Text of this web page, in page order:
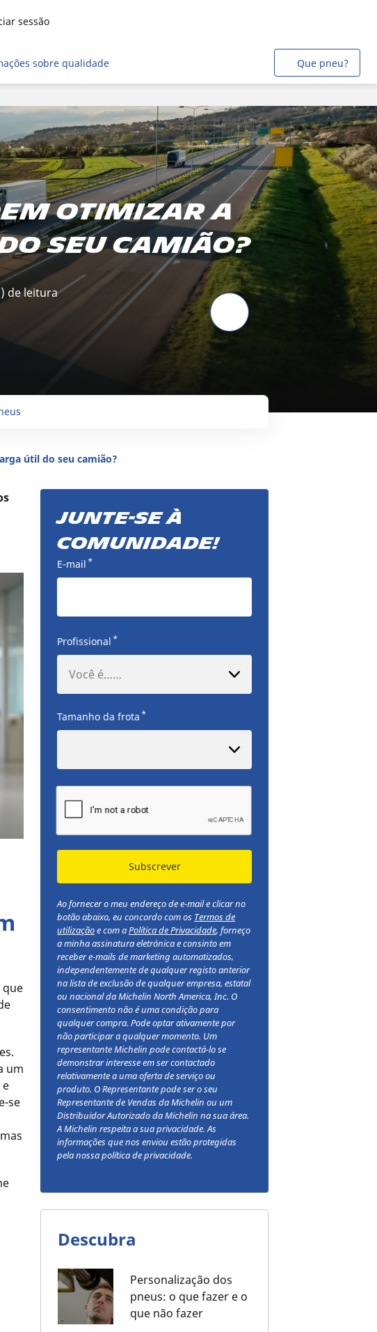
sessão
sobre qualidade Que pneu?
otimizar a
seu camião?
de leitura
útil do seu camião?
que
um
se
Junte-se à
comunidade!
E-mail *
Profissional *
Você é……
Tamanho da frota *
Subscrever
Ao fornecer o meu endereço de e-mail e clicar no
botão abaixo, eu concordo com os Termos de
utilizaçãoe com aPolítica de Privacidade, forneço
a minha assinatura eletrónica e consinto em
receber e-mails de marketing automatizados,
independentemente de qualquer registo anterior
na lista de exclusão de qualquer empresa, estatal
ou nacional da Michelin North America, Inc. O
consentimento não é uma condição para
qualquer compra. Pode optar ativamente por
não participar a qualquer momento. Um
representante Michelin pode contactá-lo se
demonstrar interesse em ser contactado
relativamente a uma oferta de serviço ou
produto. O Representante pode ser o seu
Representante de Vendas da Michelin ou um
Distribuidor Autorizado da Michelin na sua área.
A Michelin respeita a sua privacidade. As
informações que nos enviou estão protegidas
pela nossa política de privacidade.
Descubra
Personalização dos
pneus: o que fazer e o
que não fazer